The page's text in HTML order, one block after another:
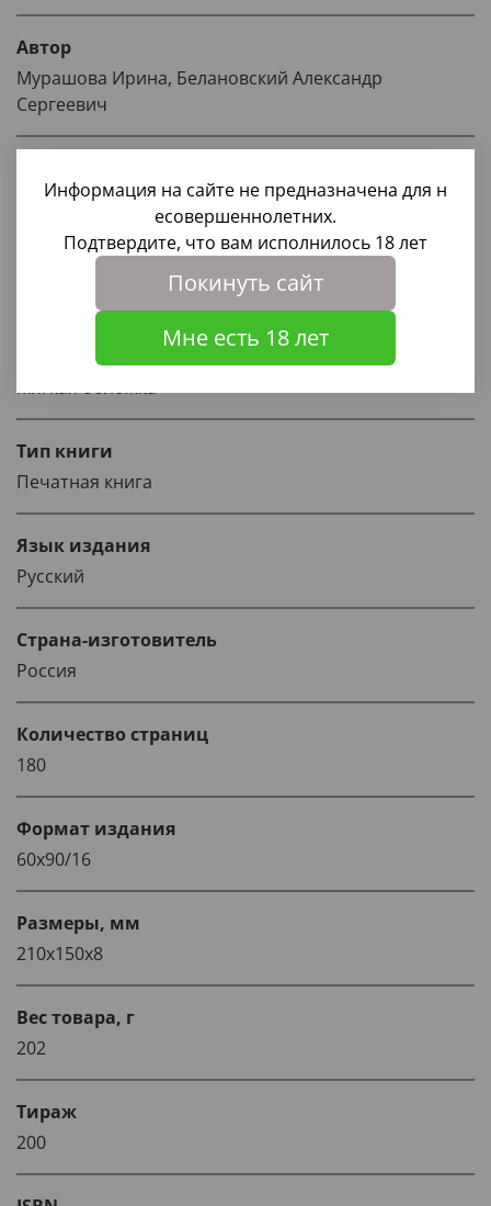
Автор
Мурашова Ирина, Белановский Александр
Сергеевич
1000 бестселлеров
Год выпуска
Тип обложки
Мягкая обложка
Тип книги
Печатная книга
Язык издания
Русский
Страна-изготовитель
Россия
Количество страниц
180
Формат издания
60x90/16
Размеры, мм
210х150х8
Вес товара, г
202
Тираж
200
Информация на сайте не предназначена для н
есовершеннолетних.
Подтвердите, что вам исполнилось 18 лет
Покинуть сайт
Мне есть 18 лет